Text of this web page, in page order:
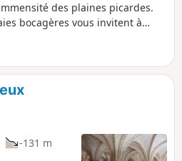
des plaines picardes.
bocagères vous invitent à
laissez-vous surprendre
silencieuse des batailles
Poursuivez vers Villers-Guislain,
les clochers champêtres offrent
nature et histoire. Entre
apaisants, cet itinéraire
patrimoine rural.
-131 m